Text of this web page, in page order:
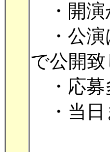
・開演
・公演
で公開
・応募
・当日